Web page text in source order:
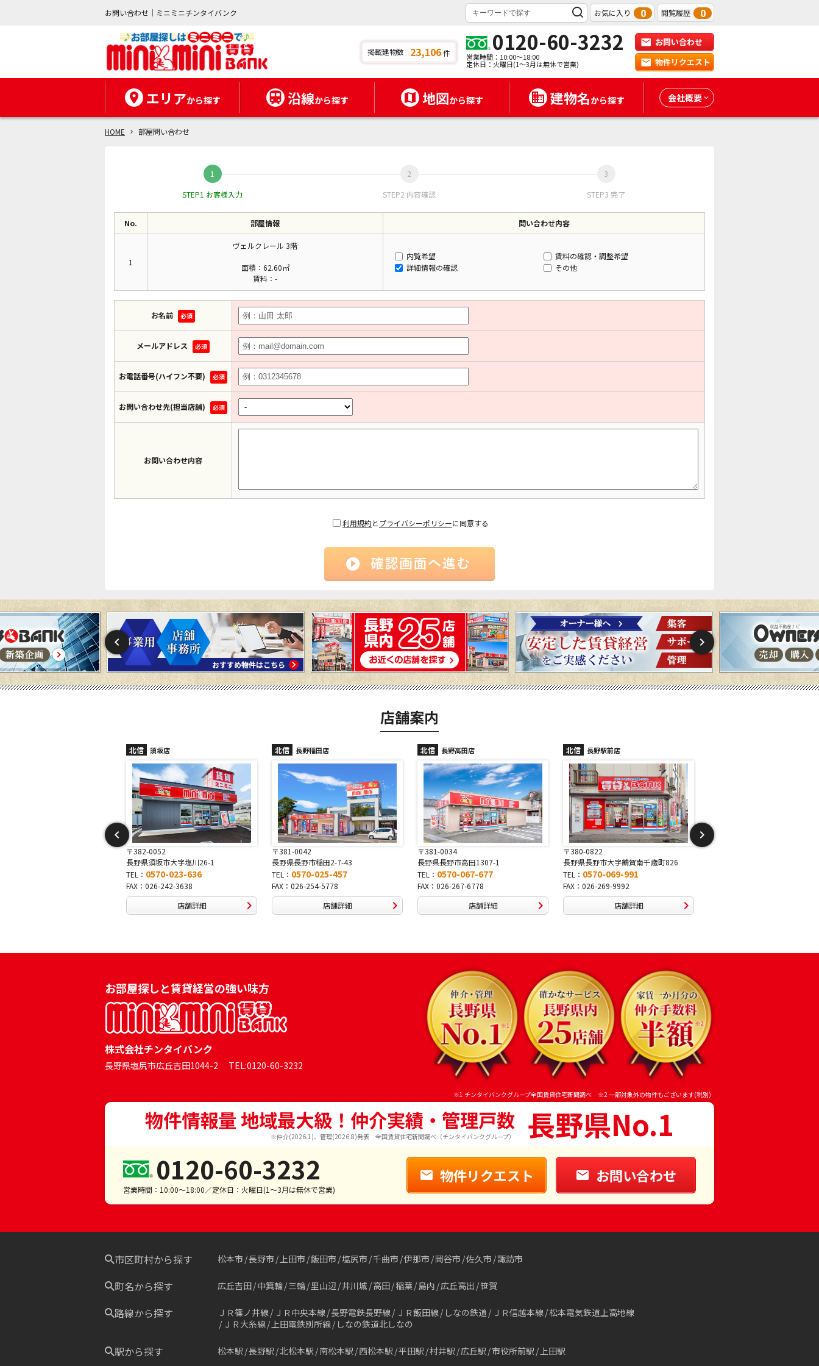
お問い合わせ｜ミニミニチンタイバンク お気に入り 0 閲覧履歴 0
掲載建物数 23,106件 0120-60-3232
営業時間：10:00～18:00
定休日：火曜日(1～3月は無休で営業)
お問い合わせ
物件リクエスト
エリアから探す 沿線から探す 地図から探す 建物名から探す 会社概要
HOME 部屋問い合わせ
STEP1 お客様入力 STEP2 内容確認 STEP3 完了
No. 部屋情報 問い合わせ内容
1
ヴェルクレール 3階
面積：62.60㎡
賃料：-
内覧希望
賃料の確認・調整希望
詳細情報の確認
その他
お名前 必須
メールアドレス 必須
お電話番号(ハイフン不要) 必須
お問い合わせ先(担当店舗) 必須
お問い合わせ内容
利用規約とプライバシーポリシーに同意する
店舗案内
北信 須坂店
〒382-0052
長野県須坂市大字塩川26-1
TEL： 0570-023-636
FAX：026-242-3638
店舗詳細
北信 長野稲田店
〒381-0042
長野県長野市稲田2-7-43
TEL： 0570-025-457
FAX：026-254-5778
店舗詳細
北信 長野高田店
〒381-0034
長野県長野市高田1307-1
TEL： 0570-067-677
FAX：026-267-6778
店舗詳細
北信 長野駅前店
〒380-0822
長野県長野市大字鶴賀南千歳町826
TEL： 0570-069-991
FAX：026-269-9992
店舗詳細
お部屋探しと賃貸経営の強い味方
株式会社チンタイバンク
長野県塩尻市広丘吉田1044-2 TEL:0120-60-3232
※1 チンタイバンクグループ全国賃貸住宅新聞調べ ※2 一部対象外の物件もございます(税別)
物件情報量 地域最大級！仲介実績・管理戸数
※仲介(2026.1)、管理(2026.8)発表 全国賃貸住宅新聞調べ（チンタイバンクグループ） 長野県No.1
0120-60-3232
営業時間：10:00～18:00／定休日：火曜日(1～3月は無休で営業)
物件リクエスト お問い合わせ
市区町村から探す 松本市 長野市 上田市 飯田市 塩尻市 千曲市 伊那市 岡谷市 佐久市 諏訪市
町名から探す 広丘吉田 中箕輪 三輪 里山辺 井川城 高田 稲葉 島内 広丘高出 笹賀
路線から探す ＪＲ篠ノ井線 ＪＲ中央本線 長野電鉄長野線 ＪＲ飯田線 しなの鉄道 ＪＲ信越本線 松本電気鉄道上高地線
ＪＲ大糸線 上田電鉄別所線 しなの鉄道北しなの
駅から探す 松本駅 長野駅 北松本駅 南松本駅 西松本駅 平田駅 村井駅 広丘駅 市役所前駅 上田駅